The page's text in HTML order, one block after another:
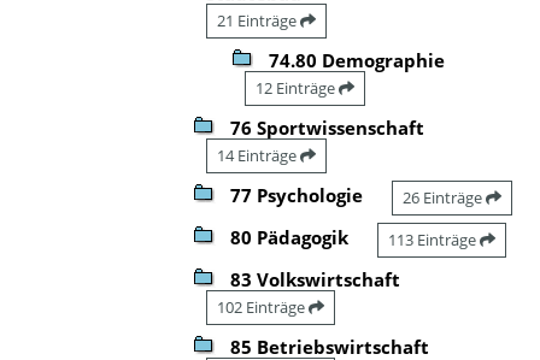
21 Einträge
74.80 Demographie
12 Einträge
76 Sportwissenschaft
14 Einträge
77 Psychologie 26 Einträge
80 Pädagogik 113 Einträge
83 Volkswirtschaft
102 Einträge
85 Betriebswirtschaft